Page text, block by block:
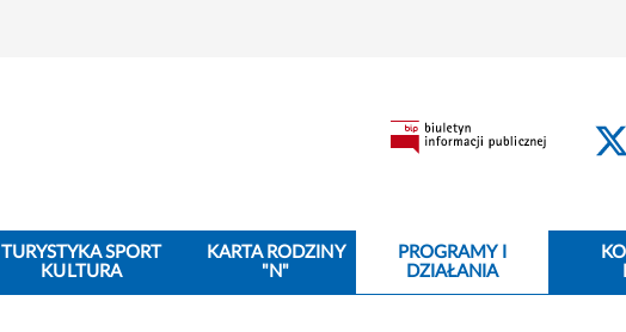
TURYSTYKA SPORT
KULTURA
KARTA RODZINY
"N"
PROGRAMY I
DZIAŁANIA